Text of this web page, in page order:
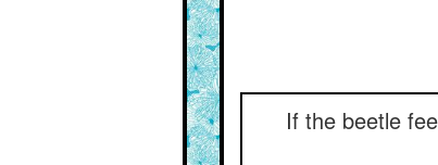
If the beetle